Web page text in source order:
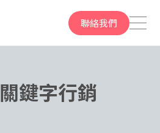
聯絡我們
關鍵字行銷